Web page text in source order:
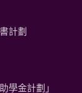
計劃
學金計劃」